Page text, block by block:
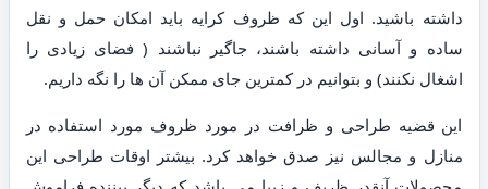
داشته باشید. اول این که ظروف کرایه باید امکان حمل و نقل
ساده و آسانی داشته باشند، جاگیر نباشند ( فضای زیادی را
اشغال نکنند) و بتوانیم در کمترین جای ممکن آن ها را نگه داریم.
این قضیه طراحی و ظرافت در مورد ظروف مورد استفاده در
منازل و مجالس نیز صدق خواهد کرد. بیشتر اوقات طراحی این